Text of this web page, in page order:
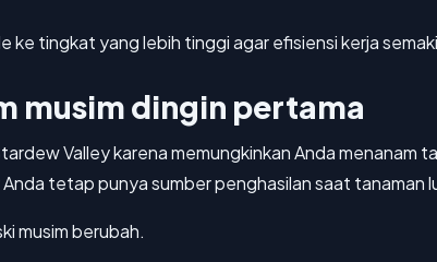
ke tingkat yang lebih tinggi agar efisiensi kerja
musim dingin pertama
Valley karena memungkinkan Anda menanam
tetap punya sumber penghasilan saat tanaman
musim berubah.